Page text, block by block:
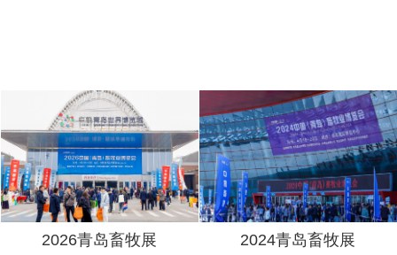
2026青岛畜牧展
2026青岛畜牧展
2024青岛畜牧展
2024青岛畜牧展